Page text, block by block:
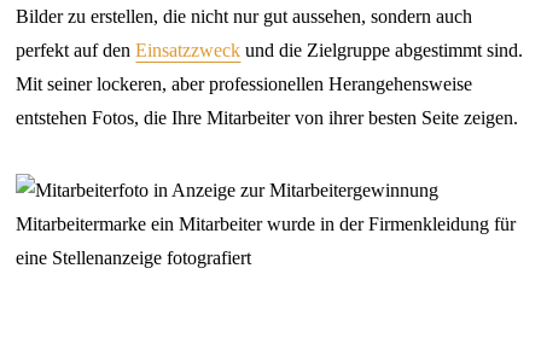
Bilder zu erstellen, die nicht nur gut aussehen, sondern auch
perfekt auf denEinsatzzweck und die Zielgruppe abgestimmt sind.
Mit seiner lockeren, aber professionellen Herangehensweise
entstehen Fotos, die Ihre Mitarbeiter von ihrer besten Seite zeigen.